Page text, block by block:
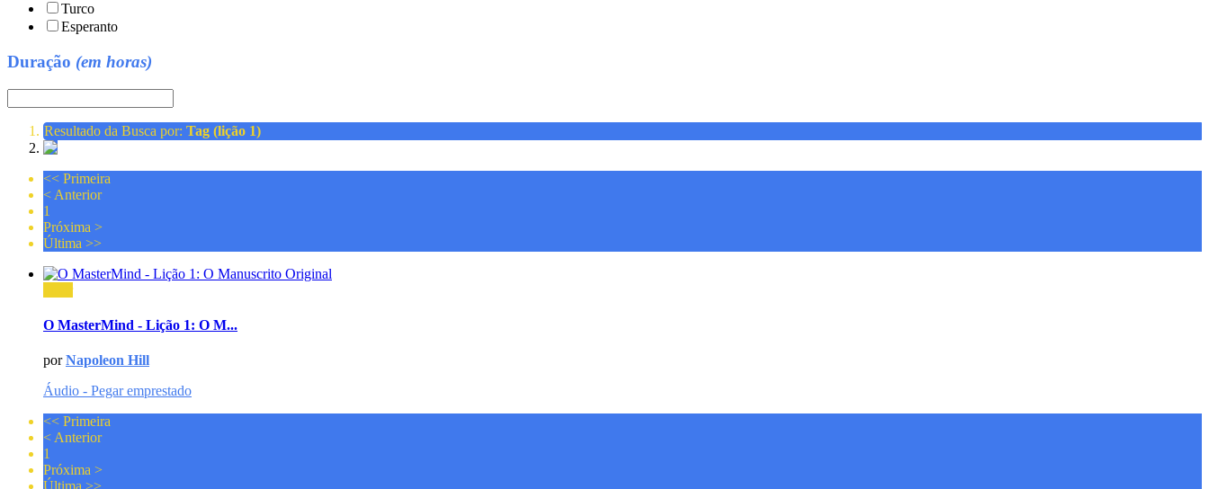
Turco
Esperanto
Duração (em horas)
Resultado da Busca por: Tag (lição 1)
<< Primeira
< Anterior
1
Próxima >
Última >>
O MasterMind - Lição 1: O M...
porNapoleon Hill
Áudio - Pegar emprestado
<< Primeira
< Anterior
1
Próxima >